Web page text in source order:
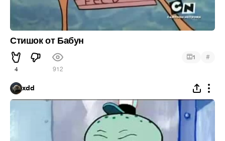
Стишок от Бабун
4 912
1 #
xdd